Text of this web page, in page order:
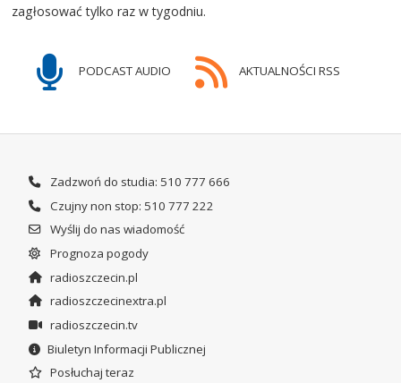
zagłosować tylko raz w tygodniu.
PODCAST AUDIO AKTUALNOŚCI RSS
Zadzwoń do studia: 510 777 666
Czujny non stop: 510 777 222
Wyślij do nas wiadomość
Prognoza pogody
radioszczecin.pl
radioszczecinextra.pl
radioszczecin.tv
Biuletyn Informacji Publicznej
Posłuchaj teraz